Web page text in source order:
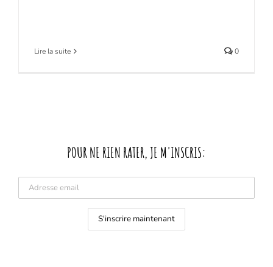
Lire la suite 0
POUR NE RIEN RATER, JE M'INSCRIS: